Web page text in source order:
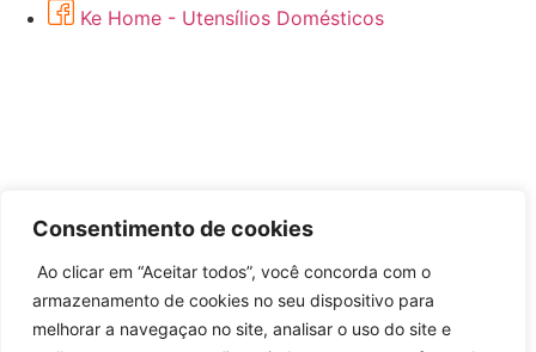
Consentimento de cookies
Ao clicar em “Aceitar todos”, você concorda com o
armazenamento de cookies no seu dispositivo para
melhorar a navegaçao no site, analisar o uso do site e
Ke Home - Utensílios Domésticos
Desenvolvido por